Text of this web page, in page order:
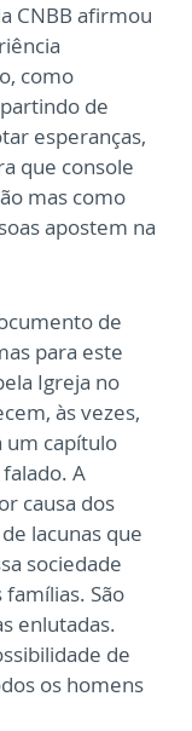
CNBB afirmou
como
de
esperanças,
que console
mas como
apostem na
de
para este
Igreja no
às vezes,
um capítulo
A
causa dos
lacunas que
sociedade
São
enlutadas.
de
os homens